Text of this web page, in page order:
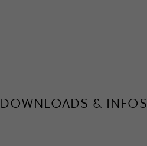
DOWNLOADS & INFOS